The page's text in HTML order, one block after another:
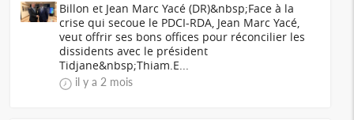
Billon et Jean Marc Yacé (DR)&nbsp;Face à la
crise qui secoue le PDCI-RDA, Jean Marc Yacé,
veut offrir ses bons offices pour réconcilier les
dissidents avec le président
Tidjane&nbsp;Thiam.E...
il y a 2 mois